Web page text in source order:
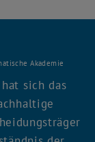
Akademie
sich das